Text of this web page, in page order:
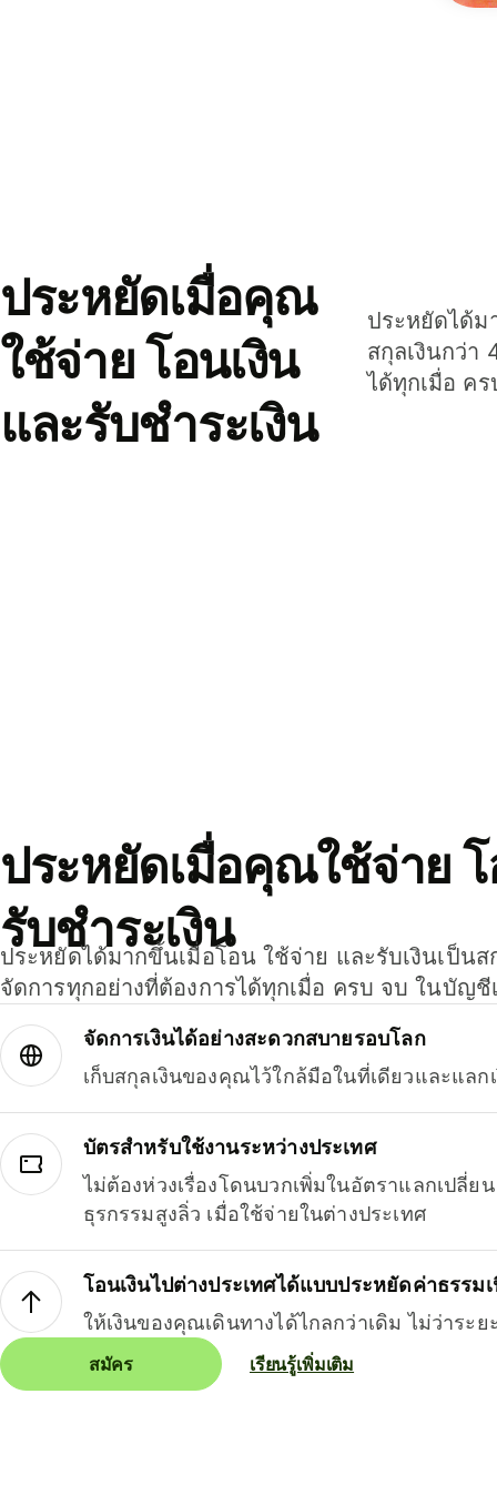
ประหยัดเมื่อคุณ
ใช้จ่าย โอนเงิน
และรับชำระเงิน
ประหยัดได้ม
สกุลเงินกว่า
ได้ทุกเมื่อ ค
ประหยัดเมื่อคุณใช้จ่าย โ
รับชำระเงิน
ประหยัดได้มากขึ้นเมื่อโอน ใช้จ่าย และรับเงินเป็น
จัดการทุกอย่างที่ต้องการได้ทุกเมื่อ ครบ จบ ในบัญชี
จัดการเงินได้อย่างสะดวกสบายรอบโลก
เก็บสกุลเงินของคุณไว้ใกล้มือในที่เดียวและแลก
บัตรสำหรับใช้งานระหว่างประเทศ
ไม่ต้องห่วงเรื่องโดนบวกเพิ่มในอัตราแลกเปลี่ย
ธุรกรรมสูงลิ่ว เมื่อใช้จ่ายในต่างประเทศ
โอนเงินไปต่างประเทศได้แบบประหยัดค่าธรรม
ให้เงินของคุณเดินทางได้ไกลกว่าเดิม ไม่ว่าระย
สมัคร เรียนรู้เพิ่มเติม